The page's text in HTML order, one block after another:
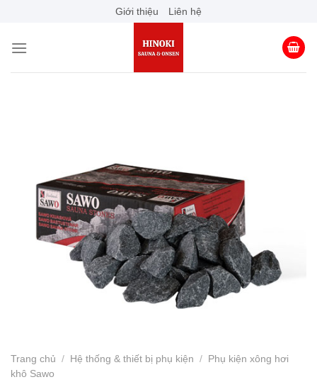
content
Giới thiệu Liên hệ
Trang chủ / Hệ thống & thiết bị phụ kiện / Phụ kiện xông hơi
khô Sawo